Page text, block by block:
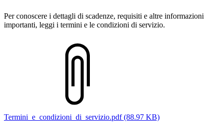
Per conoscere i dettagli di scadenze, requisiti e altre informazioni
importanti, leggi i termini e le condizioni di servizio.
Termini_e_condizioni_di_servizio.pdf (88.97 KB)